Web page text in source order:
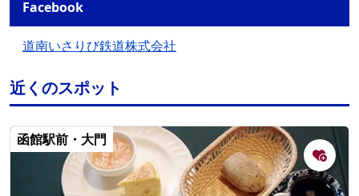
Facebook
道南いさりび鉄道株式会社
近くのスポット
函館駅前・大門